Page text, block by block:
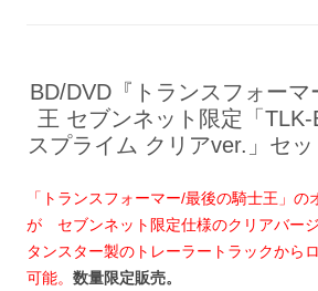
BD/DVD『トランスフォー
王 セブンネット限定「
スプライム クリアver.」セッ
「トランスフォーマー/最後の騎士王」の
が セブンネット限定仕様のクリアバー
タンスター製のトレーラートラックから
可能。 数量限定販売。